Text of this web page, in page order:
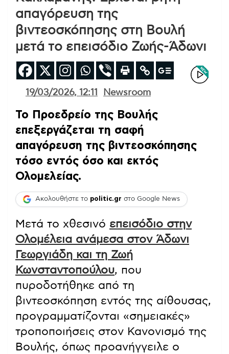
απαγόρευση της
βιντεοσκόπησης στη Βουλή
μετά το επεισόδιο Ζωής-Άδωνι
19/03/2026, 12:11 Newsroom
Το Προεδρείο της Βουλής
επεξεργάζεται τη σαφή
απαγόρευση της βιντεοσκόπησης
τόσο εντός όσο και εκτός
Ολομελείας.
Ακολουθήστε το politic.gr στο Google News
Μετά το χθεσινό επεισόδιο στην
Ολομέλεια ανάμεσα στον Άδωνι
Γεωργιάδη και τη Ζωή
Κωνσταντοπούλου, που
πυροδοτήθηκε από τη
βιντεοσκόπηση εντός της αίθουσας,
προγραμματίζονται «σημειακές»
τροποποιήσεις στον Κανονισμό της
Βουλής, όπως προανήγγειλε ο